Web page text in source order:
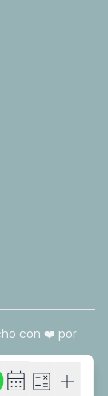
calendar_month calculate add
calendar_month calculate add
con ❤️ por